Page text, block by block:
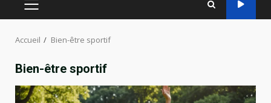
MENU
Accueil Bien-être sportif
Bien-être sportif